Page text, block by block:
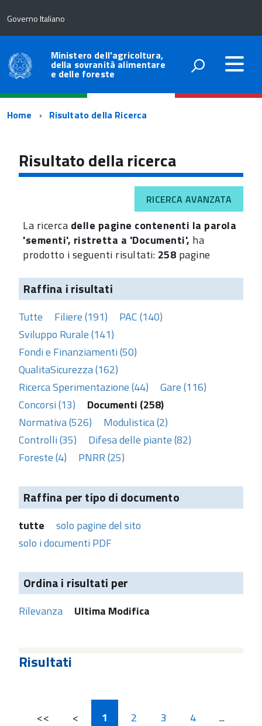
Governo Italiano
Ministero dell'agricoltura,
della sovranità alimentare
e delle foreste
Percorso
navigazione
Home Risultato della Ricerca
Risultato della ricerca
RICERCA AVANZATA
La ricerca delle pagine contenenti la parola
'sementi', ristretta a 'Documenti', ha
prodotto i seguenti risultati: 258 pagine
Raffina i risultati
Tutte Filiere (191)
PAC (140)
Sviluppo Rurale (141)
Fondi e Finanziamenti (50)
QualitaSicurezza (162)
Ricerca Sperimentazione (44)
Gare (116)
Concorsi (13)
Documenti (258)
Normativa (526)
Modulistica (2)
Controlli (35)
Difesa delle piante (82)
Foreste (4)
PNRR (25)
Raffina per tipo di documento
tutte
solo pagine del sito
solo i documenti PDF
Ordina i risultati per
Rilevanza Ultima Modifica
Risultati
<< < 1 2 3 4 ...